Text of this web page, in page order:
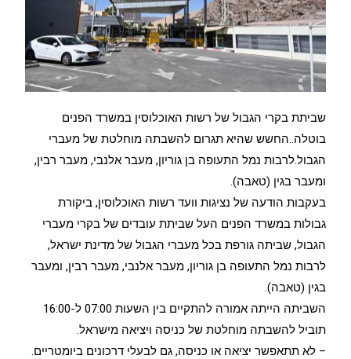
שביתת בקרי הגבול של רשות האוכלוסין במשרד הפנים
בוטלה..החשש שהיא תגרום להשבתה מוחלטת של מעברי
הגבול.לרבות נמל התעופה בן גוריון, מעבר אלנבי, מעבר רבין,
ומעבר בגין (טאבה).
בעקבות הודעה של נציגות וועד רשות האוכלוסין, ביקורת
גבולות במשרד הפנים העל שביתת עובדים של בקרי מעברי
הגבול, שביתה גורפת בכל מעברי הגבול של מדינת ישראל,
לרבות נמל התעופה בן גוריון, מעבר אלנבי, מעבר רבין, ומעבר
בגין (טאבה).
השביתה הייתה אמורה להתקיים בין השעות 07:00 ל-16:00
תוביל להשבתה מוחלטת של כניסה ויציאה מישראל.
– לא תתאפשר יציאה או כניסה, גם לבעלי דרכונים ביומטריים.